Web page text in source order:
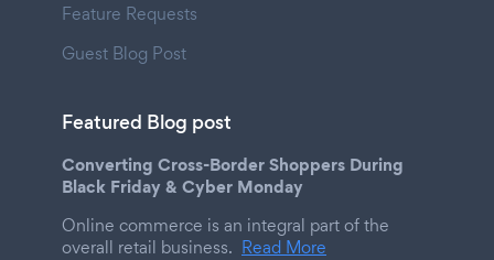
Feature Requests
Guest Blog Post
Featured Blog post
Converting Cross-Border Shoppers During
Black Friday & Cyber Monday
Online commerce is an integral part of the
overall retail business. Read More